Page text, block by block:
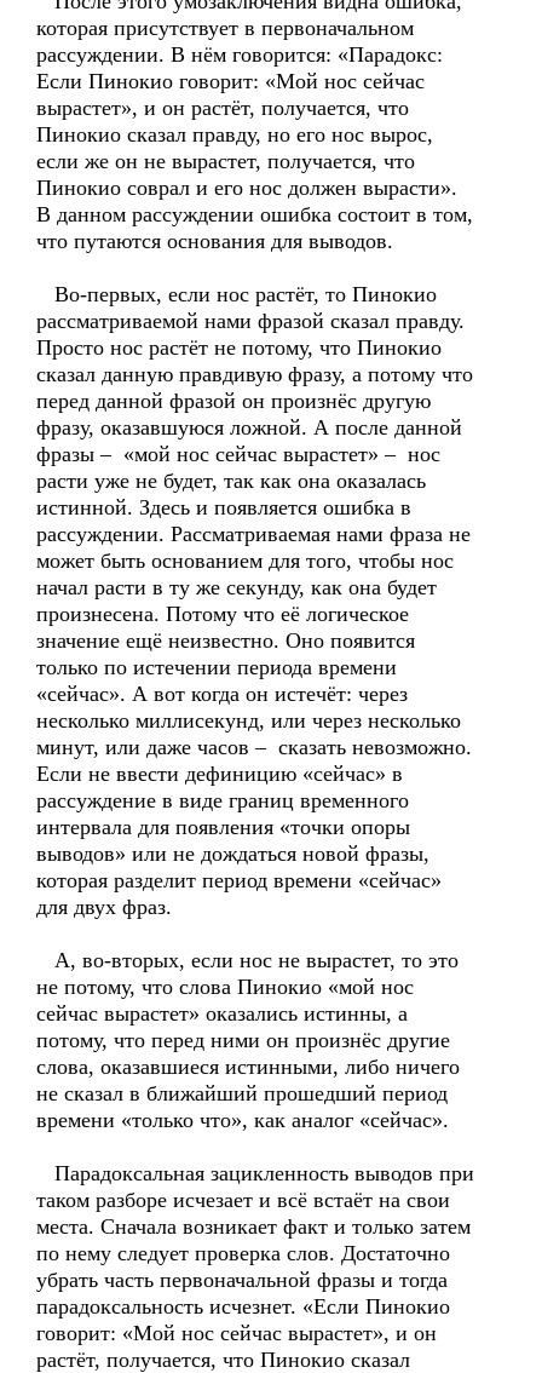
которая присутствует в первоначальном
рассуждении. В нём говорится: «Парадокс:
Если Пинокио говорит: «Мой нос сейчас
вырастет», и он растёт, получается, что
Пинокио сказал правду, но его нос вырос,
если же он не вырастет, получается, что
Пинокио соврал и его нос должен вырасти».
В данном рассуждении ошибка состоит в том,
что путаются основания для выводов.
Во-первых, если нос растёт, то Пинокио
рассматриваемой нами фразой сказал правду.
Просто нос растёт не потому, что Пинокио
сказал данную правдивую фразу, а потому что
перед данной фразой он произнёс другую
фразу, оказавшуюся ложной. А после данной
фразы – «мой нос сейчас вырастет» – нос
расти уже не будет, так как она оказалась
истинной. Здесь и появляется ошибка в
рассуждении. Рассматриваемая нами фраза не
может быть основанием для того, чтобы нос
начал расти в ту же секунду, как она будет
произнесена. Потому что её логическое
значение ещё неизвестно. Оно появится
только по истечении периода времени
«сейчас». А вот когда он истечёт: через
несколько миллисекунд, или через несколько
минут, или даже часов – сказать невозможно.
Если не ввести дефиницию «сейчас» в
рассуждение в виде границ временного
интервала для появления «точки опоры
выводов» или не дождаться новой фразы,
которая разделит период времени «сейчас»
для двух фраз.
А, во-вторых, если нос не вырастет, то это
не потому, что слова Пинокио «мой нос
сейчас вырастет» оказались истинны, а
потому, что перед ними он произнёс другие
слова, оказавшиеся истинными, либо ничего
не сказал в ближайший прошедший период
времени «только что», как аналог «сейчас».
Парадоксальная зацикленность выводов при
таком разборе исчезает и всё встаёт на свои
места. Сначала возникает факт и только затем
по нему следует проверка слов. Достаточно
убрать часть первоначальной фразы и тогда
парадоксальность исчезнет. «Если Пинокио
говорит: «Мой нос сейчас вырастет», и он
растёт, получается, что Пинокио сказал